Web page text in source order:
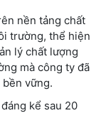
nền tảng chất
trường, thể hiện
lý chất lượng
mà công ty đã
vững.
kể sau 20